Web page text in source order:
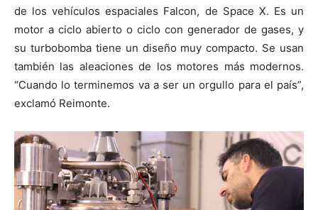
de los vehículos espaciales Falcon, de Space X. Es un
motor a ciclo abierto o ciclo con generador de gases, y
su turbobomba tiene un diseño muy compacto. Se usan
también las aleaciones de los motores más modernos.
“Cuando lo terminemos va a ser un orgullo para el país”,
exclamó Reimonte.